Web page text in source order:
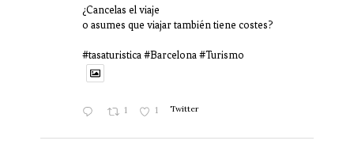
¿Cancelas el viaje
o asumes que viajar también tiene costes?
#tasaturistica #Barcelona #Turismo
1 1 Twitter